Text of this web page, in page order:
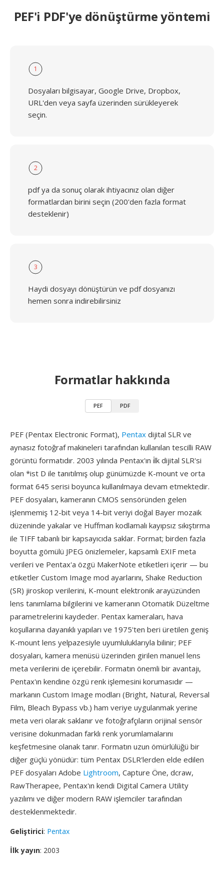
PEF'i PDF'ye dönüştürme yöntemi
1
Dosyaları bilgisayar, Google Drive, Dropbox,
URL'den veya sayfa üzerinden sürükleyerek
seçin.
2
pdf ya da sonuç olarak ihtiyacınız olan diğer
formatlardan birini seçin (200'den fazla format
desteklenir)
3
Haydi dosyayı dönüştürün ve pdf dosyanızı
hemen sonra indirebilirsiniz
Formatlar hakkında
PEF PDF
PEF (Pentax Electronic Format), Pentax dijital SLR ve
aynasız fotoğraf makineleri tarafından kullanılan tescilli RAW
görüntü formatıdır. 2003 yılında Pentax'ın i̇lk dijital SLR'si
olan *ist D ile tanıtılmış olup günümüzde K-mount ve orta
format 645 serisi boyunca kullanılmaya devam etmektedir.
PEF dosyaları, kameranın CMOS sensöründen gelen
işlenmemiş 12-bit veya 14-bit veriyi doğal Bayer mozaik
düzeninde yakalar ve Huffman kodlamalı kayıpsız sıkıştırma
ile TIFF tabanlı bir kapsayıcıda saklar. Format; birden fazla
boyutta gömülü JPEG önizlemeler, kapsamlı EXIF meta
verileri ve Pentax'a özgü MakerNote etiketleri içerir — bu
etiketler Custom Image mod ayarlarını, Shake Reduction
(SR) jiroskop verilerini, K-mount elektronik arayüzünden
lens tanımlama bilgilerini ve kameranın Otomatik Düzeltme
parametrelerini kaydeder. Pentax kameraları, hava
koşullarına dayanıklı yapıları ve 1975'ten beri üretilen geniş
K-mount lens yelpazesiyle uyumluluklarıyla bilinir; PEF
dosyaları, kamera menüsü üzerinden girilen manuel lens
meta verilerini de içerebilir. Formatın önemli bir avantajı,
Pentax'ın kendine özgü renk işlemesini korumasıdır —
markanın Custom Image modları (Bright, Natural, Reversal
Film, Bleach Bypass vb.) ham veriye uygulanmak yerine
meta veri olarak saklanır ve fotoğrafçıların orijinal sensör
verisine dokunmadan farklı renk yorumlamalarını
keşfetmesine olanak tanır. Formatın uzun ömürlülüğü bir
diğer güçlü yönüdür: tüm Pentax DSLR'lerden elde edilen
PEF dosyaları Adobe Lightroom, Capture Öne, dcraw,
RawTherapee, Pentax'ın kendi Digital Camera Utility
yazılımı ve diğer modern RAW işlemciler tarafından
desteklenmektedir.
Geliştirici: Pentax
İlk yayın: 2003